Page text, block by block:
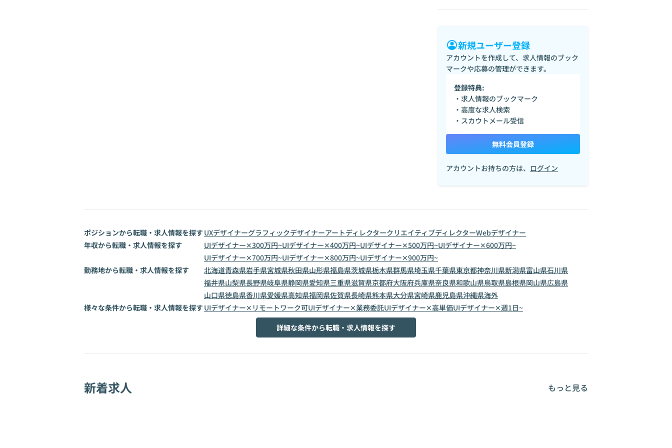
新規ユーザー登録
アカウントを作成して、求人情報のブック
マークや応募の管理ができます。
登録特典:
・求人情報のブックマーク
・高度な求人検索
・スカウトメール受信
無料会員登録
アカウントお持ちの方は、 ログイン
ポジションから転職・求人情報を探す UXデザイナーグラフィックデザイナーアートディレクタークリエイティブディレクターWebデザイナー
年収から転職・求人情報を探す
UIデザイナー✕300万円~UIデザイナー✕400万円~UIデザイナー✕500万円~UIデザイナー✕600万円~
UIデザイナー✕700万円~UIデザイナー✕800万円~UIデザイナー✕900万円~
勤務地から転職・求人情報を探す
北海道青森県岩手県宮城県秋田県山形県福島県茨城県栃木県群馬県埼玉県千葉県東京都神奈川県新潟県富山県石川県
福井県山梨県長野県岐阜県静岡県愛知県三重県滋賀県京都府大阪府兵庫県奈良県和歌山県鳥取県島根県岡山県広島県
山口県徳島県香川県愛媛県高知県福岡県佐賀県長崎県熊本県大分県宮崎県鹿児島県沖縄県海外
様々な条件から転職・求人情報を探す UIデザイナー✕リモートワーク可UIデザイナー✕業務委託UIデザイナー✕高単価UIデザイナー✕週1日~
詳細な条件から転職・求人情報を探す
新着求人 もっと見る